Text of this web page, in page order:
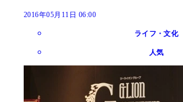
2016年05月11日 06:00
ライフ・文化
人気